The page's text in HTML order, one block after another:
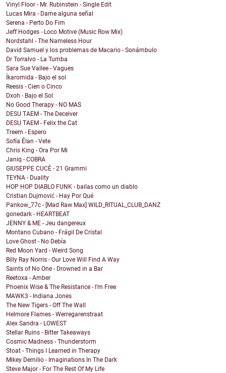
Vinyl Floor - Mr. Rubinstein - Single Edit
Lucas Mira - Dame alguna señal
Serena - Perto Do Fim
Jeff Hodges - Loco Motive (Music Row Mix)
Nordstahl - The Nameless Hour
David Samuel y los problemas de Macario - Sonámbulo
Dr Torralvo - La Tumba
Sara Sue Vallee - Vagues
Íkaromida - Bajo el sol
Reesis - Cien o Cinco
Dxoh - Bajo el Sol
No Good Therapy - NO MAS
DESU TAEM - The Deceiver
DESU TAEM - Felix the Cat
Treem - Espero
Sofía Élan - Vete
Chris King - Ora Por Mi
Janiq - COBRA
GIUSEPPE CUCÈ - 21 Grammi
TEYNA - Duality
HOP HOP DIABLO FUNK - bailas como un diablo
Cristian Dujmović - Hay Por Qué
Pankow_77c - [Mad Raw Max] WILD_RITUAL_CLUB_DANZ
gonedark - HEARTBEAT
JENNY & ME - Jeu dangereux
Montano Cubano - Frágil De Cristal
Love Ghost - No Debía
Red Moon Yard - Weird Song
Billy Ray Norris - Our Love Will Find A Way
Saints of No One - Drowned in a Bar
Reetoxa - Amber
Phoenix Wise & The Resistance - I'm Free
MAWK3 - Indiana Jones
The New Tigers - Off The Wall
Helmore Flames - Werregarenstraat
Alex Sandra - LOWEST
Stellar Ruins - Bitter Takeaways
Cosmic Madness - Thunderstorm
Stoat - Things I Learned in Therapy
Mikey Demilio - Imaginations In The Dark
Steve Major - For The Rest Of My Life